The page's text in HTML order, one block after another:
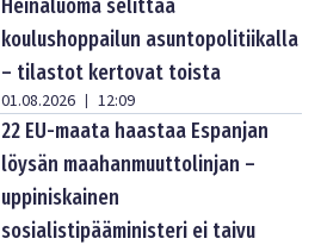
Heinäluoma selittää
koulushoppailun asuntopolitiikalla
– tilastot kertovat toista
01.08.2026 | 12:09
22 EU-maata haastaa Espanjan
löysän maahanmuuttolinjan –
uppiniskainen
sosialistipääministeri ei taivu